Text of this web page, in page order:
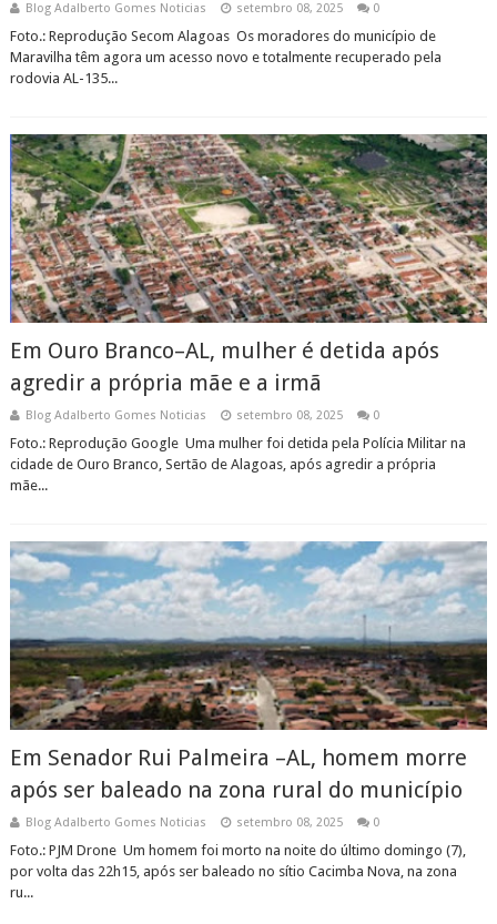
Blog Adalberto Gomes Noticias setembro 08, 2025 0
Foto.: Reprodução Secom Alagoas Os moradores do município de
Maravilha têm agora um acesso novo e totalmente recuperado pela
rodovia AL-135...
Em Ouro Branco–AL, mulher é detida após
agredir a própria mãe e a irmã
Blog Adalberto Gomes Noticias setembro 08, 2025 0
Foto.: Reprodução Google Uma mulher foi detida pela Polícia Militar na
cidade de Ouro Branco, Sertão de Alagoas, após agredir a própria
mãe...
Em Senador Rui Palmeira –AL, homem morre
após ser baleado na zona rural do município
Blog Adalberto Gomes Noticias setembro 08, 2025 0
Foto.: PJM Drone Um homem foi morto na noite do último domingo (7),
por volta das 22h15, após ser baleado no sítio Cacimba Nova, na zona
ru...